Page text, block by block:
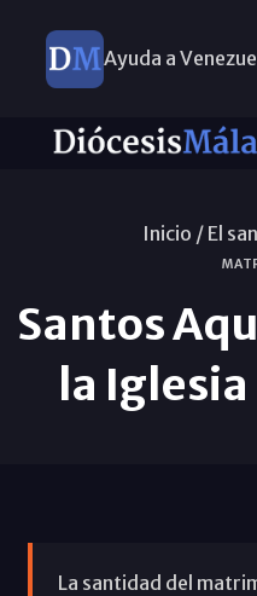
Ayuda a
Inicio / El
Santos
la
La santidad del